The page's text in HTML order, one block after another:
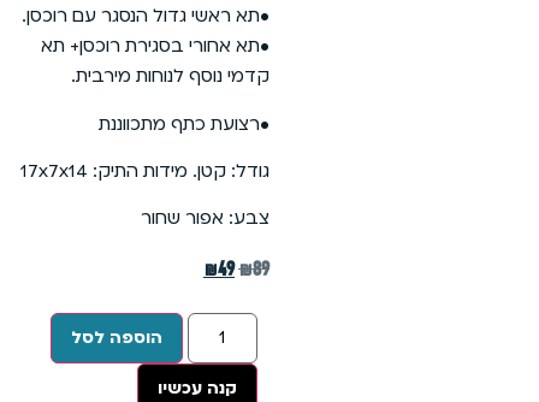
•תא ראשי גדול הנסגר עם רוכסן.
•תא אחורי בסגירת רוכסן+ תא
קדמי נוסף לנוחות מירבית.
•רצועת כתף מתכווננת
גודל: קטן. מידות התיק: 17x7x14
צבע: אפור שחור
₪89
₪49
הוספה לסל
קנה עכשיו